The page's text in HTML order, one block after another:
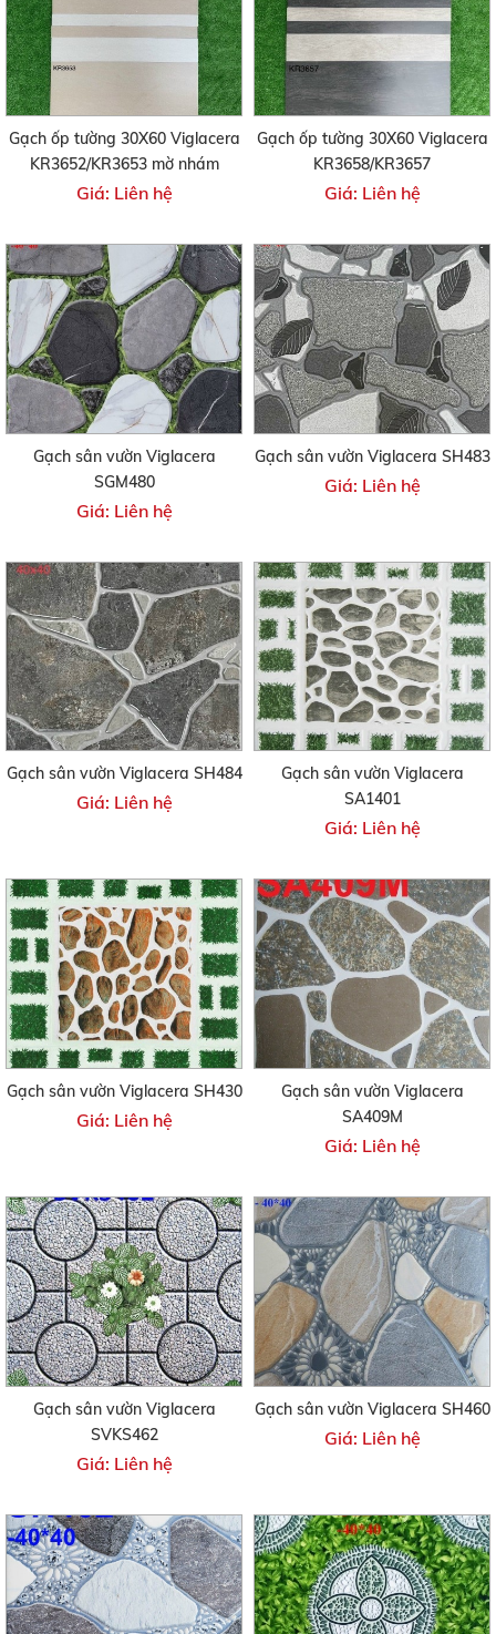
Gạch ốp tường 30X60 Viglacera
KR3652/KR3653 mờ nhám
Giá: Liên hệ
Gạch ốp tường 30X60 Viglacera
KR3658/KR3657
Giá: Liên hệ
Gạch sân vườn Viglacera
SGM480
Giá: Liên hệ
Gạch sân vườn Viglacera SH483
Giá: Liên hệ
Gạch sân vườn Viglacera SH484
Giá: Liên hệ
Gạch sân vườn Viglacera
SA1401
Giá: Liên hệ
Gạch sân vườn Viglacera SH430
Giá: Liên hệ
Gạch sân vườn Viglacera
SA409M
Giá: Liên hệ
Gạch sân vườn Viglacera
SVKS462
Giá: Liên hệ
Gạch sân vườn Viglacera SH460
Giá: Liên hệ